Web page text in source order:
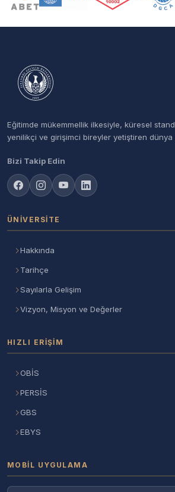
Eğitimde mükemmellik ilkesiyle, küresel
yenilikçi ve girişimci bireyler yetiştiren dünya
Bizi Takip Edin
ÜNIVERSITE
Hakkında
Tarihçe
Sayılarla Gelişim
Vizyon, Misyon ve Değerler
HIZLI ERIŞIM
OBİS
PERSİS
GBS
EBYS
MOBIL UYGULAMA